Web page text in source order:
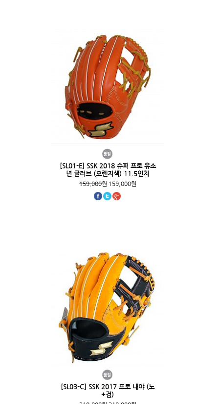
[SL01-E] SSK 2018 슈퍼 프로 유소
년 글러브 (오렌지색) 11.5인치
159,000원159,000원
[SL03-C] SSK 2017 프로 내야 (노
+검)